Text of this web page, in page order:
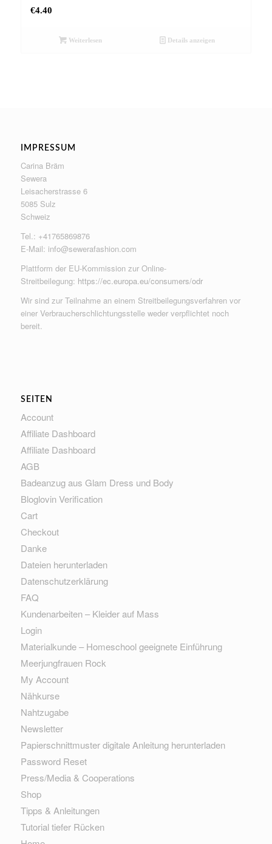
€4.40
Weiterlesen Details anzeigen
IMPRESSUM
Carina Bräm
Sewera
Leisacherstrasse 6
5085 Sulz
Schweiz
Tel.: +41765869876
E-Mail: info@sewerafashion.com
Plattform der EU-Kommission zur Online-
Streitbeilegung: https://ec.europa.eu/consumers/odr
Wir sind zur Teilnahme an einem Streitbeilegungsverfahren vor
einer Verbraucherschlichtungsstelle weder verpflichtet noch
bereit.
SEITEN
Account
Affiliate Dashboard
Affiliate Dashboard
AGB
Badeanzug aus Glam Dress und Body
Bloglovin Verification
Cart
Checkout
Danke
Dateien herunterladen
Datenschutzerklärung
FAQ
Kundenarbeiten – Kleider auf Mass
Login
Materialkunde – Homeschool geeignete Einführung
Meerjungfrauen Rock
My Account
Nähkurse
Nahtzugabe
Newsletter
Papierschnittmuster digitale Anleitung herunterladen
Password Reset
Press/Media & Cooperations
Shop
Tipps & Anleitungen
Tutorial tiefer Rücken